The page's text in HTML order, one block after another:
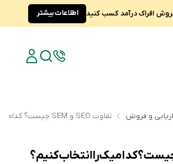
افراک درآمد کسب کنید اطلاعات بیشتر
و فروش تفاوت SEO و SEM چیست؟ کدامیک را انتخاب کنیم؟